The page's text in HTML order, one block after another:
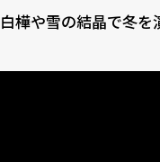
白樺や雪の結晶で冬を